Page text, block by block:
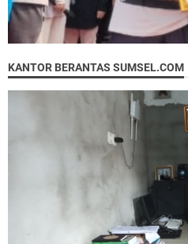
KANTOR BERANTAS SUMSEL.COM